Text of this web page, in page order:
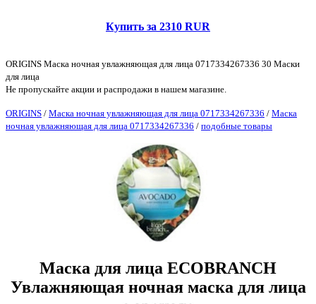
Купить за 2310 RUR
ORIGINS Маска ночная увлажняющая для лица 0717334267336 30 Маски
для лица
Не пропускайте акции и распродажи в нашем магазине.
ORIGINS / Маска ночная увлажняющая для лица 0717334267336 / Маска
ночная увлажняющая для лица 0717334267336 / подобные товары
Маска для лица ECOBRANCH
Увлажняющая ночная маска для лица